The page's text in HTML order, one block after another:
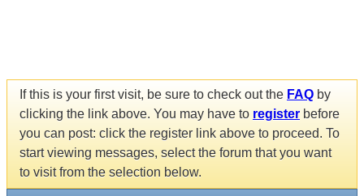
If this is your first visit, be sure to check out the FAQ by
clicking the link above. You may have to register before
you can post: click the register link above to proceed. To
start viewing messages, select the forum that you want
to visit from the selection below.